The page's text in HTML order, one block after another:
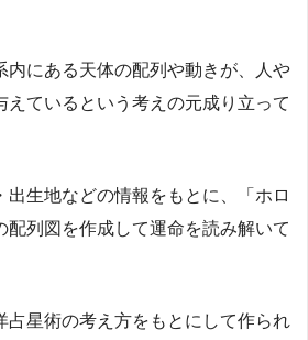
内にある天体の配列や動きが、人や
えているという考えの元成り立って
出生地などの情報をもとに、「ホロ
配列図を作成して運命を読み解いて
占星術の考え方をもとにして作られ